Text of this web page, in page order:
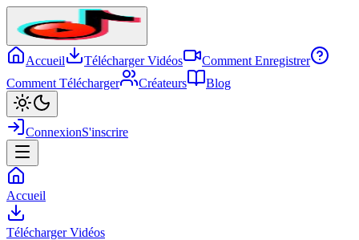
Accueil Télécharger Vidéos
Comment Enregistrer
Comment Télécharger
Créateurs Blog
ConnexionS'inscrire
Accueil
Télécharger Vidéos